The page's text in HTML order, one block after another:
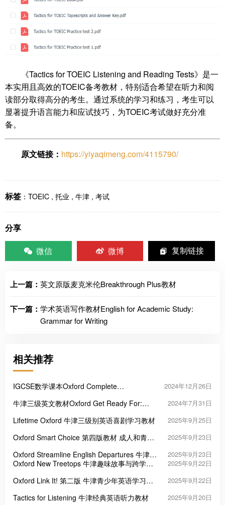
《Tactics for TOEIC Listening and Reading Tests》是一
本实用且高效的TOEIC备考教材，特别适合希望在听力和阅
读部分取得高分的考生。通过系统的学习和练习，考生可以
显著提升语言能力和应试技巧，为TOEIC考试做好充分准
备。
原文链接： https://yiyaqimeng.com/4115790/
标签 ： TOEIC , 托业 , 牛津 , 考试
分享
微信
微博 复制链接
上一篇： 英文原版麦克米伦Breakthrough Plus教材
下一篇： 学术英语写作教材English for Academic Study:
Grammar for Writing
相关推荐
IGCSE数学课本Oxford Complete
2024年12月26日
牛津三级英文教材Oxford Get Ready For:
2024年7月31日
Lifetime Oxford 牛津三级别英语喜剧学习教材 2025年9月25日
Oxford Smart Choice 第四版教材 成人和青少
2025年9月23日
Oxford Streamline English Departures 牛津经
典成人英语教材
2025年9月23日
Oxford New Treetops 牛津趣味故事与跨学科
2025年9月22日
Oxford Link It! 第二版 牛津青少年英语学习教
2025年9月22日
Tactics for Listening 牛津经典英语听力教材 2025年9月20日